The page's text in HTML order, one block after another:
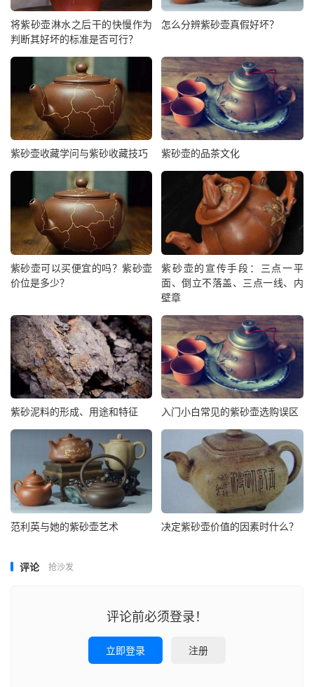
将紫砂壶淋水之后干的快慢作为
判断其好坏的标准是否可行？
怎么分辨紫砂壶真假好坏？
紫砂壶收藏学问与紫砂收藏技巧 紫砂壶的品茶文化
紫砂壶可以买便宜的吗？紫砂壶
价位是多少？
紫砂壶的宣传手段：三点一平
面、倒立不落盖、三点一线、内
壁章
紫砂泥料的形成、用途和特征 入门小白常见的紫砂壶选购误区
范利英与她的紫砂壶艺术 决定紫砂壶价值的因素时什么？
评论 抢沙发
评论前必须登录！
立即登录 注册